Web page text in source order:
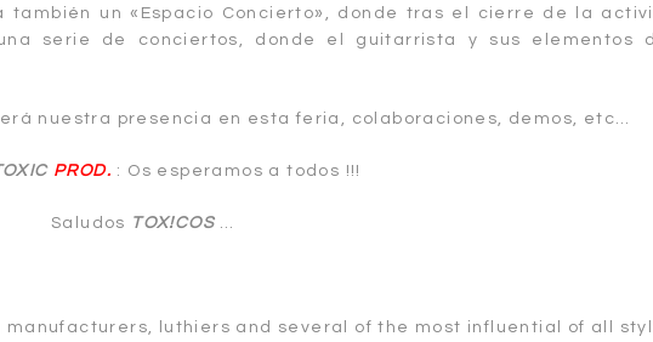
también un «Espacio Concierto», donde tras el cierre de la
serie de conciertos, donde el guitarrista y sus elementos
nuestra presencia en esta feria, colaboraciones, demos, etc…
PROD. : Os esperamos a todos !!!
Saludos TOX!COS …
luthiers and several of the most influential of all